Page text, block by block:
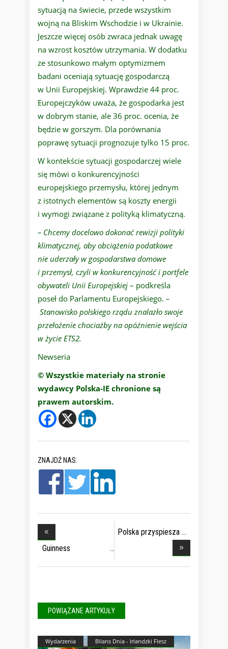
sytuacją na świecie, przede wszystkim
wojną na Bliskim Wschodzie i w Ukrainie.
Jeszcze więcej osób zwraca jednak uwagę
na wzrost kosztów utrzymania. W dodatku
ze stosunkowo małym optymizmem
badani oceniają sytuację gospodarczą
w Unii Europejskiej. Wprawdzie 44 proc.
Europejczyków uważa, że gospodarka jest
w dobrym stanie, ale 36 proc. ocenia, że
będzie w gorszym. Dla porównania
poprawę sytuacji prognozuje tylko 15 proc.
W kontekście sytuacji gospodarczej wiele
się mówi o konkurencyjności
europejskiego przemysłu, której jednym
z istotnych elementów są koszty energii
i wymogi związane z polityką klimatyczną.
– Chcemy docelowo dokonać rewizji polityki
klimatycznej, aby obciążenia podatkowe
nie uderzały w gospodarstwa domowe
i przemysł, czyli w konkurencyjność i portfele
obywateli Unii Europejskiej – podkreśla
poseł do Parlamentu Europejskiego. –
Stanowisko polskiego rządu znalazło swoje
przełożenie chociażby na opóźnienie wejścia
w życie ETS2.
Newseria
© Wszystkie materiały na stronie
wydawcy Polska-IE chronione są
prawem autorskim.
ZNAJDŹ NAS:
Guinness
przyspiesza
Polska przyspiesza
POWIĄZANE ARTYKUŁY
Wydarzenia Bilans Dnia - Irlandzki Flesz